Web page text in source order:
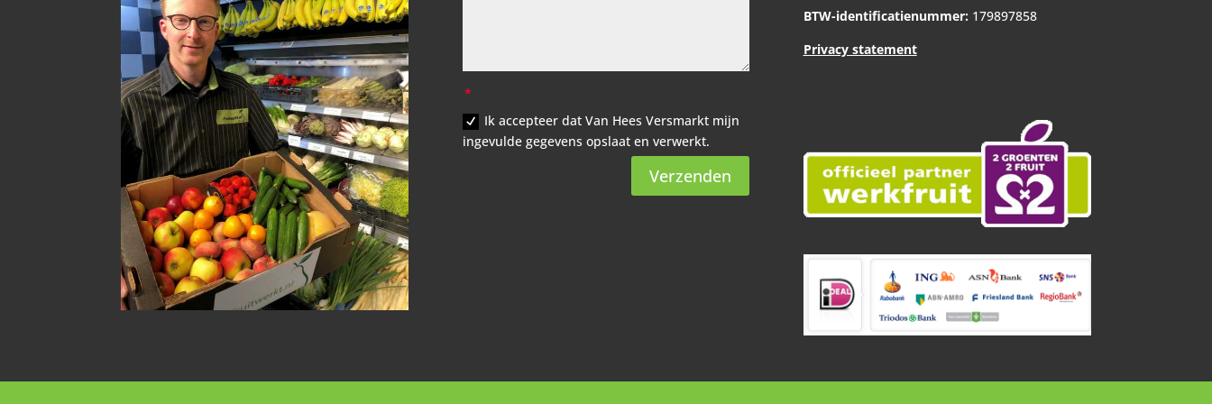
Ik accepteer dat Van Hees Versmarkt mijn
ingevulde gegevens opslaat en verwerkt.
Verzenden
BTW-identificatienummer: 179897858
Privacy statement